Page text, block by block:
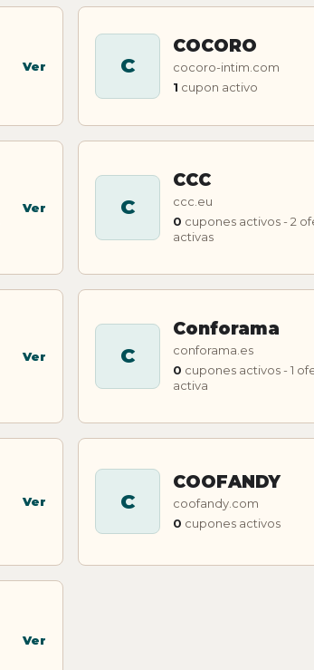
Ver C
COCORO
cocoro-intim.com
1 cupon activo
Ver C
CCC
ccc.eu
0 cupones activos - 2
activas
Ver C
Conforama
conforama.es
0 cupones activos - 1
activa
Ver C
COOFANDY
coofandy.com
0 cupones activos
Ver